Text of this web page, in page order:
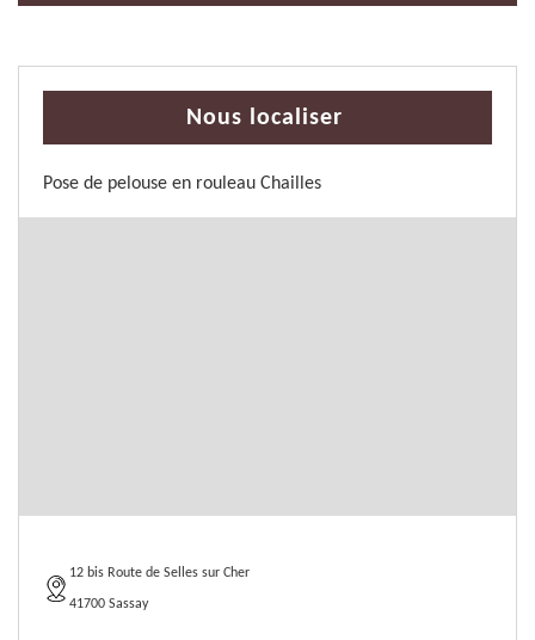
Nous localiser
Pose de pelouse en rouleau Chailles
12 bis Route de Selles sur Cher
41700 Sassay